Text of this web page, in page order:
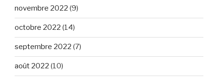
novembre 2022 (9)
octobre 2022 (14)
septembre 2022 (7)
août 2022 (10)